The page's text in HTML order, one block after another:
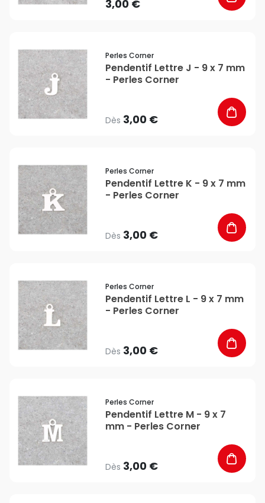
3,00 €
Perles Corner
Pendentif Lettre J - 9 x 7 mm
- Perles Corner
Dès 3,00 €
Perles Corner
Pendentif Lettre K - 9 x 7 mm
- Perles Corner
Dès 3,00 €
Perles Corner
Pendentif Lettre L - 9 x 7 mm
- Perles Corner
Dès 3,00 €
Perles Corner
Pendentif Lettre M - 9 x 7
mm - Perles Corner
Dès 3,00 €